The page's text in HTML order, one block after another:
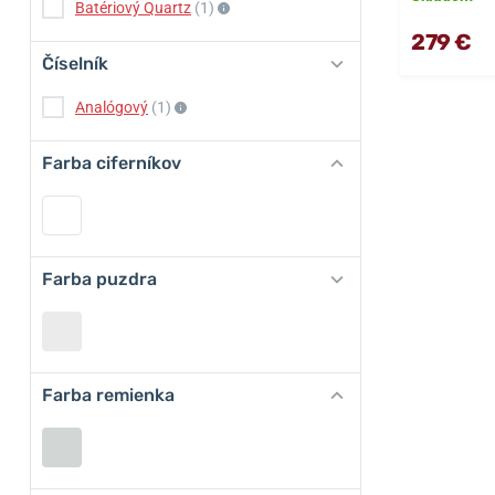
Batériový Quartz (1)
Číselník
Analógový (1)
Farba ciferníkov
Farba puzdra
Farba remienka
279 €